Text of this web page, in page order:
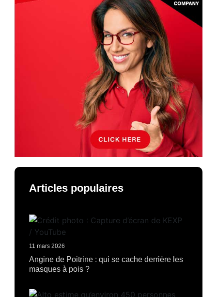
Articles populaires
11 mars 2026
Angine de Poitrine : qui se cache derrière les
masques à pois ?